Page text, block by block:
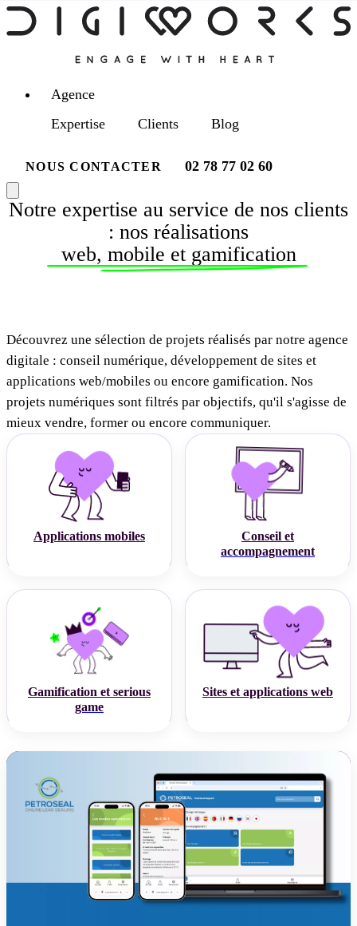
Agence
Expertise
Clients Blog
NOUS CONTACTER 02 78 77 02 60
Notre expertise au service de nos clients
: nos réalisations
web, mobile et gamification
Découvrez une sélection de projets réalisés par notre agence
digitale : conseil numérique, développement de sites et
applications web/mobiles ou encore gamification. Nos
projets numériques sont filtrés par objectifs, qu'il s'agisse de
mieux vendre, former ou encore communiquer.
Applications mobiles
Conseil et
accompagnement
Gamification et serious
game
Sites et applications web